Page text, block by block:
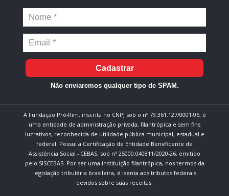
Cadastrar
Não enviaremos qualquer tipo de SPAM.
A Fundação Pró-Rim, inscrita no CNPJ sob o nº 79.361.127/0001-96, é
uma entidade de administração privada, filantrópica e sem fins
lucrativos, reconhecida de utilidade pública municipal, estadual e
federal. Possui a Certificação de Entidade Beneficente de
Assistência Social - CEBAS, sob nº 25000.040811/2020-26, emitido
pelo SISCEBAS. Por ser uma instituição filantrópica, nos termos da
legislação tributária brasileira, é isenta aos tributos federais
devidos sobre suas receitas.